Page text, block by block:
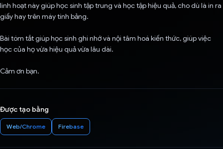
linh hoạt này giúp học sinh tập trung và học tập hiệu quả, cho dù là in ra
giấy hay trên máy tính bảng.
Bài tóm tắt giúp học sinh ghi nhớ và nội tâm hoá kiến thức, giúp việc
học của họ vừa hiệu quả vừa lâu dài.
Cảm ơn bạn.
Được tạo bằng
Web/Chrome Firebase